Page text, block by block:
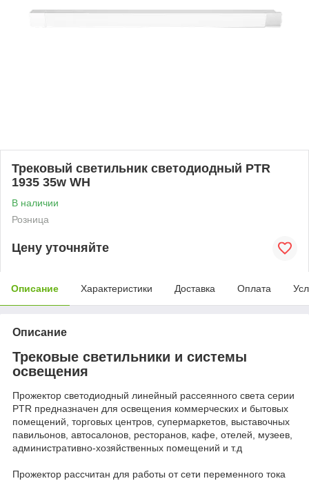
Трековый светильник светодиодный PTR
1935 35w WH
В наличии
Розница
Цену уточняйте
Описание Характеристики Доставка Оплата
Описание
Трековые светильники и системы
освещения
Прожектор светодиодный линейный рассеянного света серии
PTR предназначен для освещения коммерческих и бытовых
помещений, торговых центров, супермаркетов, выставочных
павильонов, автосалонов, ресторанов, кафе, отелей, музеев,
административно-хозяйственных помещений и т.д
Прожектор рассчитан для работы от сети переменного тока